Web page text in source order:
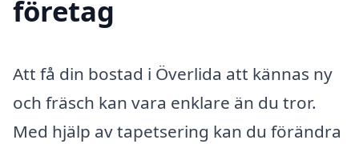
företag
Att få din bostad i Överlida att kännas ny
och fräsch kan vara enklare än du tror.
Med hjälp av tapetsering kan du förändra